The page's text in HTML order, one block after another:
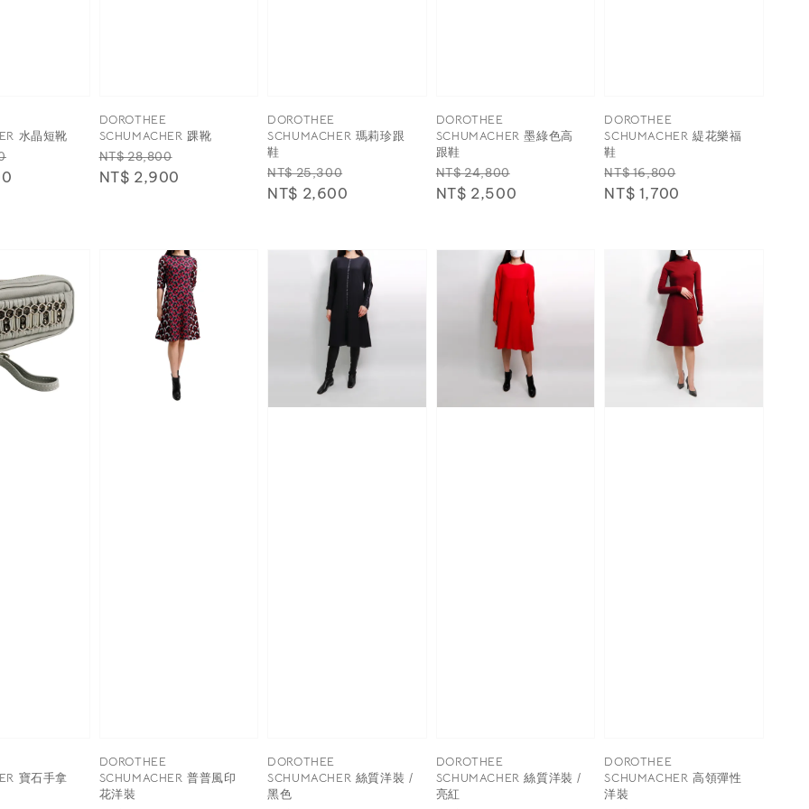
水晶短靴
DOROTHEE
SCHUMACHER 踝靴
Regular
price
NT$ 28,800
NT$ 2,900
DOROTHEE
SCHUMACHER 瑪莉珍跟
鞋
Regular
price
NT$ 25,300
NT$ 2,600
DOROTHEE
SCHUMACHER 墨綠色高
跟鞋
Regular
price
NT$ 24,800
NT$ 2,500
DOROTHEE
SCHUMACHER 緹花樂福
鞋
Regular
price
NT$ 16,800
NT$ 1,700
寶石手拿
DOROTHEE
SCHUMACHER 普普風印
花洋裝
DOROTHEE
SCHUMACHER 絲質洋裝 /
黑色
DOROTHEE
SCHUMACHER 絲質洋裝 /
亮紅
DOROTHEE
SCHUMACHER 高領彈性
洋裝